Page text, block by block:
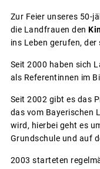
Zur Feier unseres 50-
die Landfrauen den
ins Leben gerufen,
Seit 2000 haben sich
als Referentinnen im
Seit 2002 gibt es das
das vom Bayerischen
wird, hierbei geht es
Grundschule und auf
2003 starteten